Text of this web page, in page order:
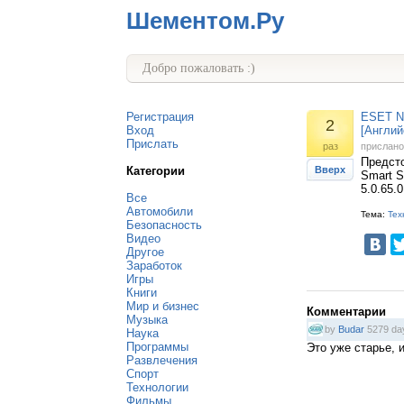
Шементом.Ру
Добро пожаловать :)
Регистрация
Вход
Прислать
Категории
Все
Автомобили
Безопасность
Видео
Другое
Заработок
Игры
Книги
Мир и бизнес
Музыка
Наука
Программы
Развлечения
Спорт
Технологии
Фильмы
2
раз
Вверх
ESET
Smart
Тема:
Комментарии
by Budar 5279
Это уже старье,